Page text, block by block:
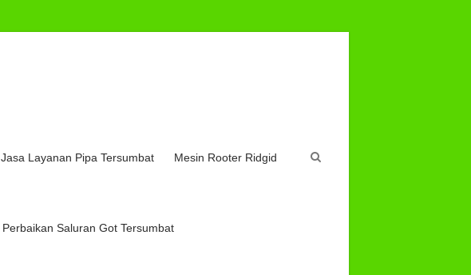
Jasa Layanan Pipa Tersumbat Mesin Rooter Ridgid
Perbaikan Saluran Got Tersumbat